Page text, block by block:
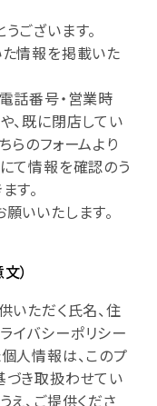
ございます。
情報を掲載いた
話番号・営業時
、既に閉店してい
らのフォームより
て情報を確認のう
す。
いいたします。
）
いただく氏名、住
イバシーポリシー
人情報は、このプ
づき取扱わせてい
え、ご提供くださ